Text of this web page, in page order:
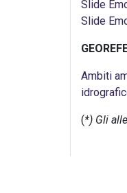
Slide
Slide
Ambiti
(*) Gli